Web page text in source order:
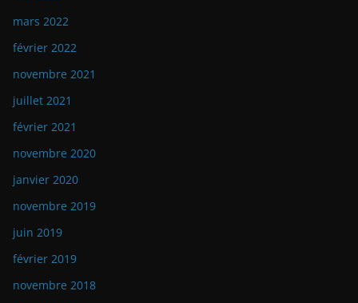
mars 2022
février 2022
novembre 2021
juillet 2021
février 2021
novembre 2020
janvier 2020
novembre 2019
juin 2019
février 2019
novembre 2018